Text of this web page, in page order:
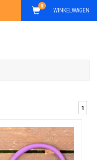
WINKELWAGEN
0
1